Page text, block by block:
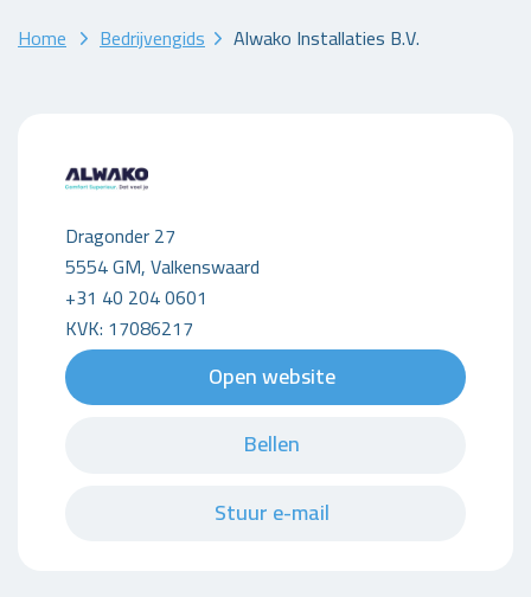
Home Bedrijvengids Alwako Installaties B.V.
Dragonder 27
5554 GM, Valkenswaard
+31 40 204 0601
KVK: 17086217
Open website
Bellen
Stuur e-mail